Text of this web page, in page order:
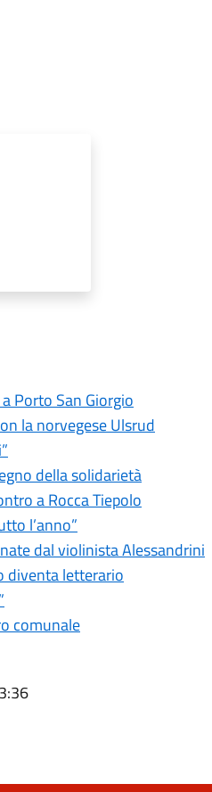
Porto San Giorgio
la norvegese Ulsrud
della solidarietà
a Rocca Tiepolo
l’anno”
dal violinista Alessandrini
diventa letterario
comunale